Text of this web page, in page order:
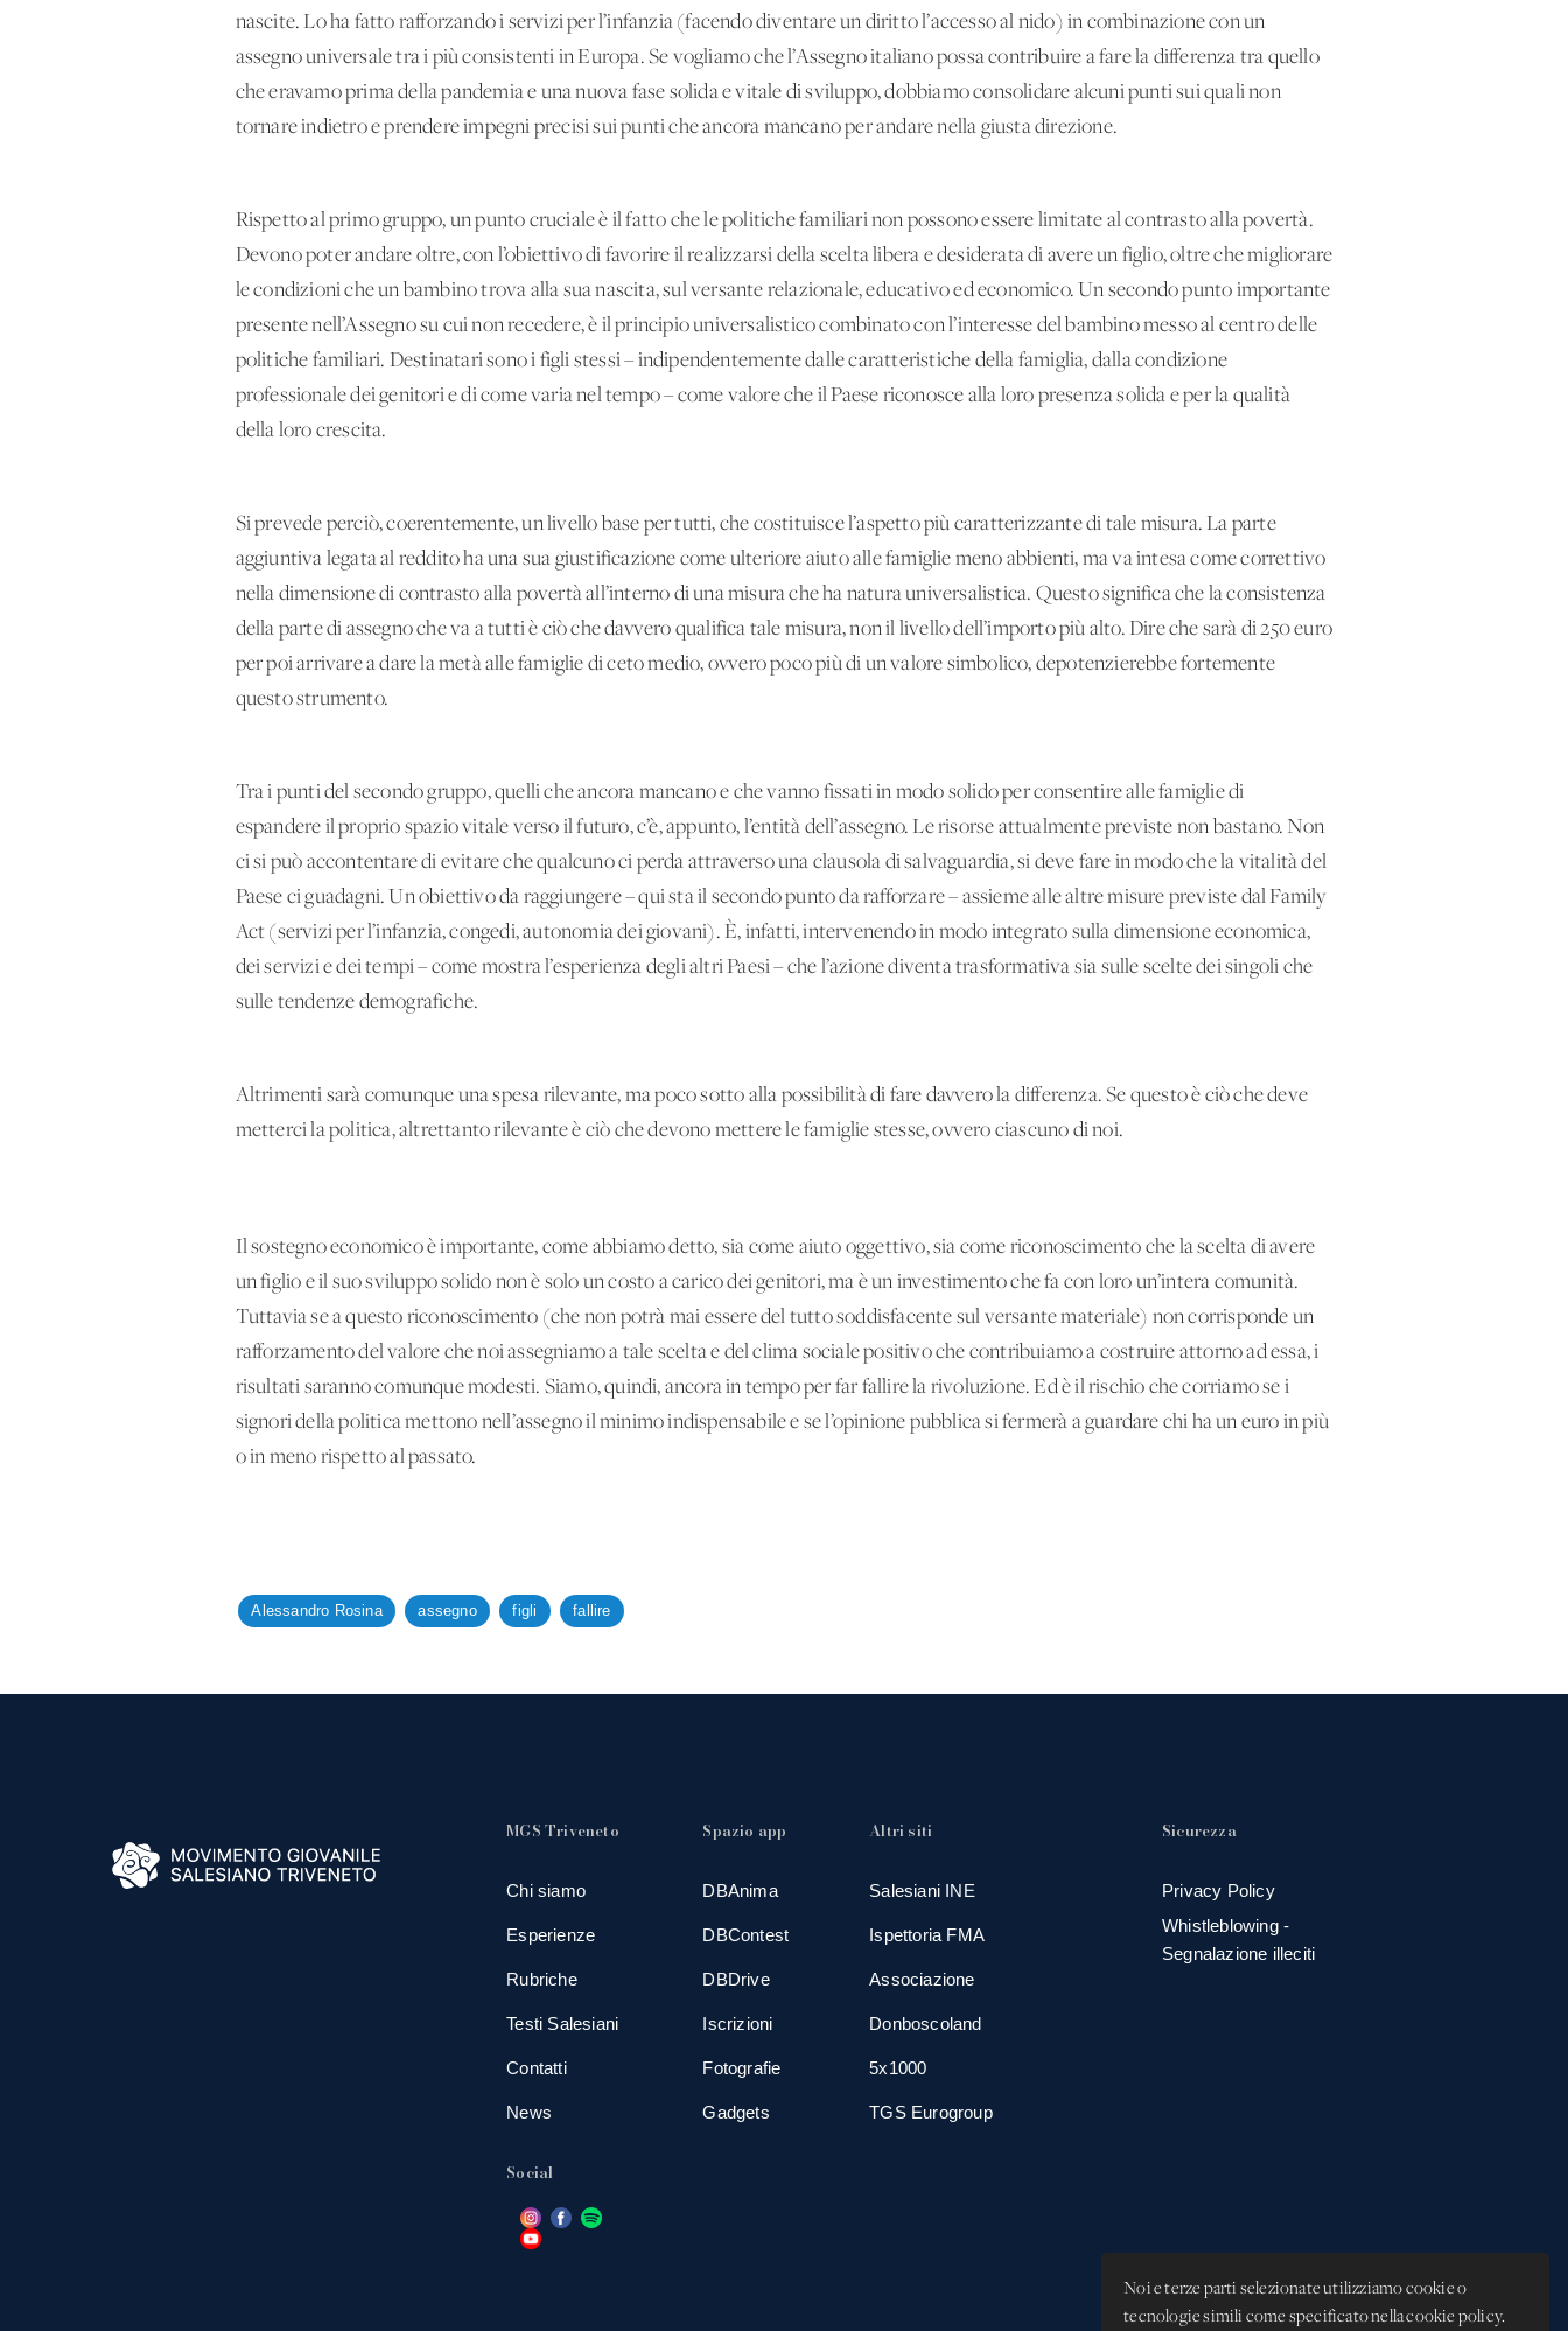
Noi e terze parti selezionate utilizziamo cookie o
tecnologie simili come specificato nella cookie policy.
nascite. Lo ha fatto rafforzando i servizi per l’infanzia (facendo diventare un diritto l’accesso al nido) in combinazione con un
assegno universale tra i più consistenti in Europa. Se vogliamo che l’Assegno italiano possa contribuire a fare la differenza tra quello
che eravamo prima della pandemia e una nuova fase solida e vitale di sviluppo, dobbiamo consolidare alcuni punti sui quali non
tornare indietro e prendere impegni precisi sui punti che ancora mancano per andare nella giusta direzione.
Rispetto al primo gruppo, un punto cruciale è il fatto che le politiche familiari non possono essere limitate al contrasto alla povertà.
Devono poter andare oltre, con l’obiettivo di favorire il realizzarsi della scelta libera e desiderata di avere un figlio, oltre che migliorare
le condizioni che un bambino trova alla sua nascita, sul versante relazionale, educativo ed economico. Un secondo punto importante
presente nell’Assegno su cui non recedere, è il principio universalistico combinato con l’interesse del bambino messo al centro delle
politiche familiari. Destinatari sono i figli stessi – indipendentemente dalle caratteristiche della famiglia, dalla condizione
professionale dei genitori e di come varia nel tempo – come valore che il Paese riconosce alla loro presenza solida e per la qualità
della loro crescita.
Si prevede perciò, coerentemente, un livello base per tutti, che costituisce l’aspetto più caratterizzante di tale misura. La parte
aggiuntiva legata al reddito ha una sua giustificazione come ulteriore aiuto alle famiglie meno abbienti, ma va intesa come correttivo
nella dimensione di contrasto alla povertà all’interno di una misura che ha natura universalistica. Questo significa che la consistenza
della parte di assegno che va a tutti è ciò che davvero qualifica tale misura, non il livello dell’importo più alto. Dire che sarà di 250 euro
per poi arrivare a dare la metà alle famiglie di ceto medio, ovvero poco più di un valore simbolico, depotenzierebbe fortemente
questo strumento.
Tra i punti del secondo gruppo, quelli che ancora mancano e che vanno fissati in modo solido per consentire alle famiglie di
espandere il proprio spazio vitale verso il futuro, c’è, appunto, l’entità dell’assegno. Le risorse attualmente previste non bastano. Non
ci si può accontentare di evitare che qualcuno ci perda attraverso una clausola di salvaguardia, si deve fare in modo che la vitalità del
Paese ci guadagni. Un obiettivo da raggiungere – qui sta il secondo punto da rafforzare – assieme alle altre misure previste dal Family
Act (servizi per l’infanzia, congedi, autonomia dei giovani). È, infatti, intervenendo in modo integrato sulla dimensione economica,
dei servizi e dei tempi – come mostra l’esperienza degli altri Paesi – che l’azione diventa trasformativa sia sulle scelte dei singoli che
sulle tendenze demografiche.
Altrimenti sarà comunque una spesa rilevante, ma poco sotto alla possibilità di fare davvero la differenza. Se questo è ciò che deve
metterci la politica, altrettanto rilevante è ciò che devono mettere le famiglie stesse, ovvero ciascuno di noi.
Il sostegno economico è importante, come abbiamo detto, sia come aiuto oggettivo, sia come riconoscimento che la scelta di avere
un figlio e il suo sviluppo solido non è solo un costo a carico dei genitori, ma è un investimento che fa con loro un’intera comunità.
Tuttavia se a questo riconoscimento (che non potrà mai essere del tutto soddisfacente sul versante materiale) non corrisponde un
rafforzamento del valore che noi assegniamo a tale scelta e del clima sociale positivo che contribuiamo a costruire attorno ad essa, i
risultati saranno comunque modesti. Siamo, quindi, ancora in tempo per far fallire la rivoluzione. Ed è il rischio che corriamo se i
signori della politica mettono nell’assegno il minimo indispensabile e se l’opinione pubblica si fermerà a guardare chi ha un euro in più
o in meno rispetto al passato.
Alessandro Rosina assegno figli fallire
MGS Triveneto
Chi siamo
Esperienze
Rubriche
Testi Salesiani
Contatti
News
Social
Spazio app
DBAnima
DBContest
DBDrive
Iscrizioni
Fotografie
Gadgets
Altri siti
Salesiani INE
Ispettoria FMA
Associazione
Donboscoland
5x1000
TGS Eurogroup
Sicurezza
Privacy Policy
Whistleblowing -
Segnalazione illeciti